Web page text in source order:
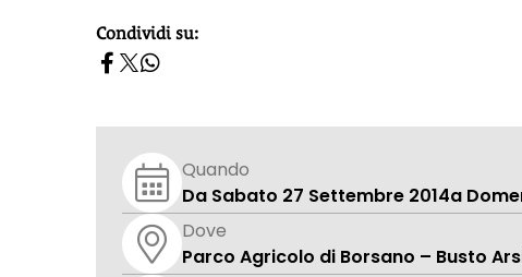
homepage h2
Condividi su:
Quando
Da Sabato 27 Settembre 2014a
Dove
Parco Agricolo di Borsano – Busto